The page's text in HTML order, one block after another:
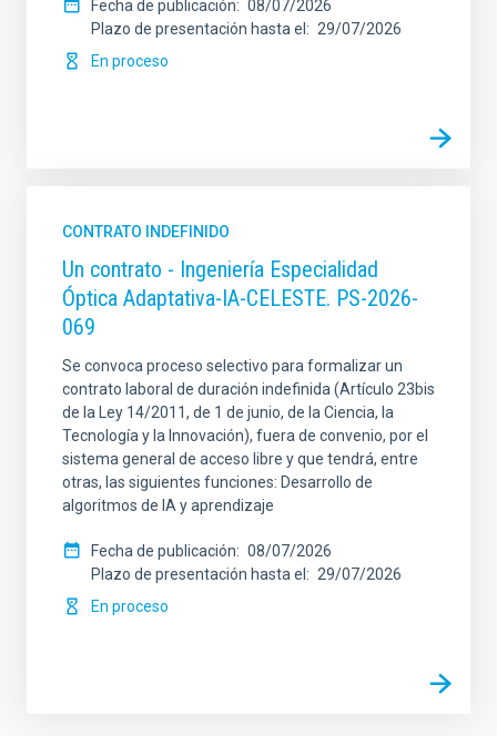
Fecha de publicación
08/07/2026
Plazo de presentación hasta el
29/07/2026
En proceso
CONTRATO INDEFINIDO
Un contrato - Ingeniería Especialidad
Óptica Adaptativa-IA-CELESTE. PS-2026-
069
Se convoca proceso selectivo para formalizar un
contrato laboral de duración indefinida (Artículo 23bis
de la Ley 14/2011, de 1 de junio, de la Ciencia, la
Tecnología y la Innovación), fuera de convenio, por el
sistema general de acceso libre y que tendrá, entre
otras, las siguientes funciones: Desarrollo de
algoritmos de IA y aprendizaje
Fecha de publicación
08/07/2026
Plazo de presentación hasta el
29/07/2026
En proceso